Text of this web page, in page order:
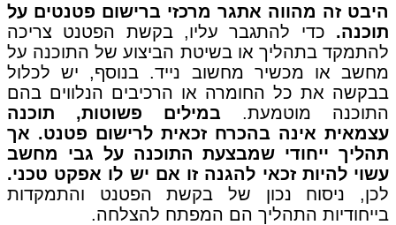
היבט זה מהווה אתגר מרכזי ברישום פטנטים על
תוכנה. כדי להתגבר עליו, בקשת הפטנט צריכה
להתמקד בתהליך או בשיטת הביצוע של התוכנה על
מחשב או מכשיר מחשוב נייד. בנוסף, יש לכלול
בבקשה את כל החומרה או הרכיבים הנלווים בהם
התוכנה מוטמעת. במילים פשוטות, תוכנה
עצמאית אינה בהכרח זכאית לרישום פטנט. אך
תהליך ייחודי שמבצעת התוכנה על גבי מחשב
עשוי להיות זכאי להגנה זו אם יש לו אפקט טכני.
לכן, ניסוח נכון של בקשת הפטנט והתמקדות
בייחודיות התהליך הם המפתח להצלחה.